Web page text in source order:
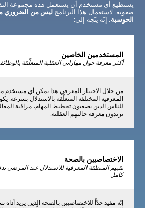
يستطيع أي مستخدم أن يستعمل هذه مجموعة
صعوبة. لاستعمال هذا البرنامجليس من الضروري
الحوسبة. إنّه يتّجه إلى:
المستخدمين الخاصين
أكثر معرفة حول مهاراتي العقلية المتعلّقة
من خلال الاختبار المعرفي هذا يمكن أي مستخدم
المعرفية المختلفة المتعلّقة بالاستدلال بسرعة.
للناس الذين يصعبون تخطيط المهام، مراقبة
يريدون معرفة حالتهم العقلية.
الاختصاصيين بالصحة
تقييم المنطقة المعرفية للاستدلال عند المرضى
كامل
إنّه مفيد جدّاً للاختصاصيين بالصحة الذين يريد